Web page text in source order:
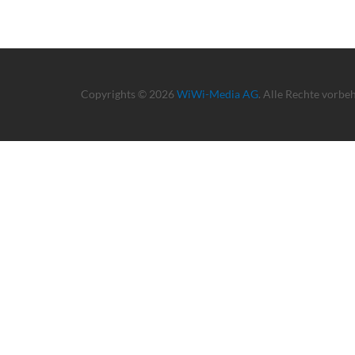
Copyrights © 2026 WiWi-Media AG. Alle Rechte